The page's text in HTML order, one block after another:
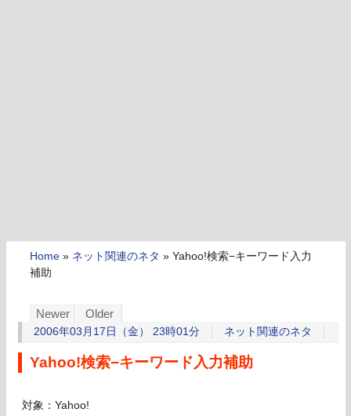
Home » ネット関連のネタ » Yahoo!検索−キーワード入力
補助
Newer Older
2006年03月17日（金） 23時01分 ネット関連のネタ
Yahoo!検索−キーワード入力補助
対象：Yahoo!